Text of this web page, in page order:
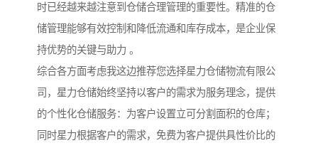
时已经越来越注意到仓储合理管理的重要性。精准的仓
储管理能够有效控制和降低流通和库存成本，是企业保
持优势的关键与助力 。
综合各方面考虑我这边推荐您选择星力仓储物流有限公
司，星力仓储始终坚持以客户的需求为服务理念，提供
的个性化仓储服务：为客户设置立可分割面积的仓库；
同时星力根据客户的需求，免费为客户提供具性价比的